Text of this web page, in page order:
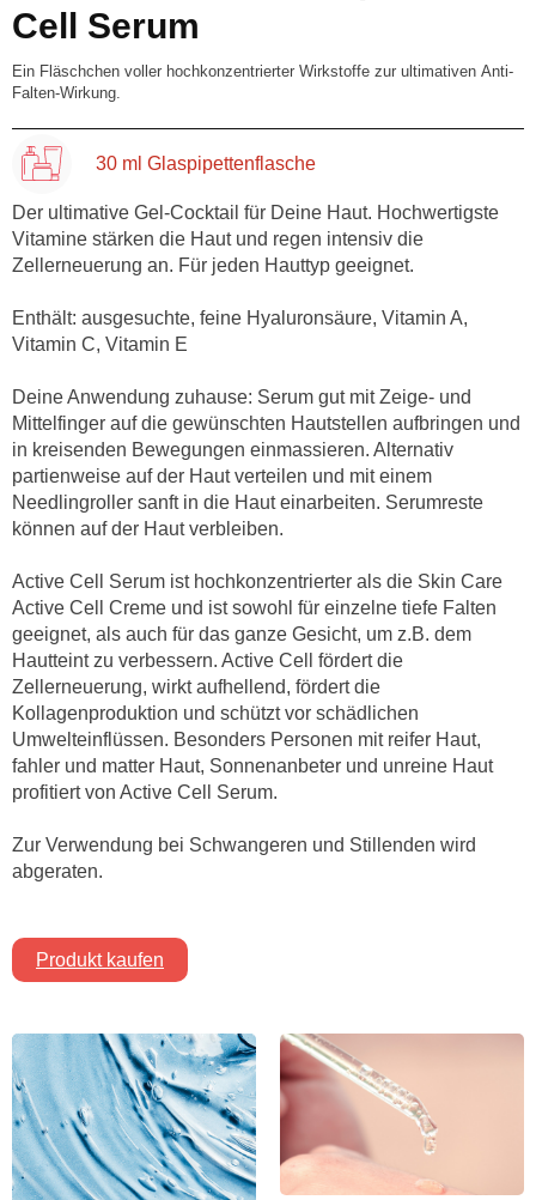
Cell Serum
Ein Fläschchen voller hochkonzentrierter Wirkstoffe zur ultimativen Anti-
Falten-Wirkung.
30 ml Glaspipettenflasche
Der ultimative Gel-Cocktail für Deine Haut. Hochwertigste
Vitamine stärken die Haut und regen intensiv die
Zellerneuerung an. Für jeden Hauttyp geeignet.
Enthält: ausgesuchte, feine Hyaluronsäure, Vitamin A,
Vitamin C, Vitamin E
Deine Anwendung zuhause: Serum gut mit Zeige- und
Mittelfinger auf die gewünschten Hautstellen aufbringen und
in kreisenden Bewegungen einmassieren. Alternativ
partienweise auf der Haut verteilen und mit einem
Needlingroller sanft in die Haut einarbeiten. Serumreste
können auf der Haut verbleiben.
Active Cell Serum ist hochkonzentrierter als die Skin Care
Active Cell Creme und ist sowohl für einzelne tiefe Falten
geeignet, als auch für das ganze Gesicht, um z.B. dem
Hautteint zu verbessern. Active Cell fördert die
Zellerneuerung, wirkt aufhellend, fördert die
Kollagenproduktion und schützt vor schädlichen
Umwelteinflüssen. Besonders Personen mit reifer Haut,
fahler und matter Haut, Sonnenanbeter und unreine Haut
profitiert von Active Cell Serum.
Zur Verwendung bei Schwangeren und Stillenden wird
abgeraten.
Produkt kaufen